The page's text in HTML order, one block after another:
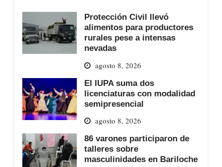
Protección Civil llevó
alimentos para productores
rurales pese a intensas
nevadas
agosto 8, 2026
El IUPA suma dos
licenciaturas con modalidad
semipresencial
agosto 8, 2026
86 varones participaron de
talleres sobre
masculinidades en Bariloche